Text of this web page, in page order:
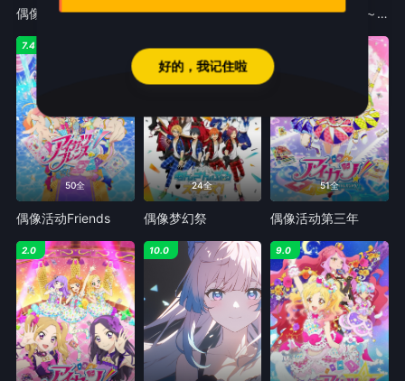
偶像星愿第二季 偶像大师百万现场 偶像活动Friends～闪耀的宝石～
50全
7.4
偶像活动Friends
24全
偶像梦幻祭
51全
偶像活动第三年
2.0 10.0 9.0
好的，我记住啦